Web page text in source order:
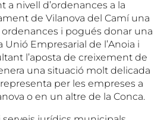
a nivell d’ordenances a la
de Vilanova del Camí una
ordenances i pogués donar una
Empresarial de l’Anoia i
l’aposta de creixement de
una situació molt delicada
per les empreses a
o en un altre de la Conca.